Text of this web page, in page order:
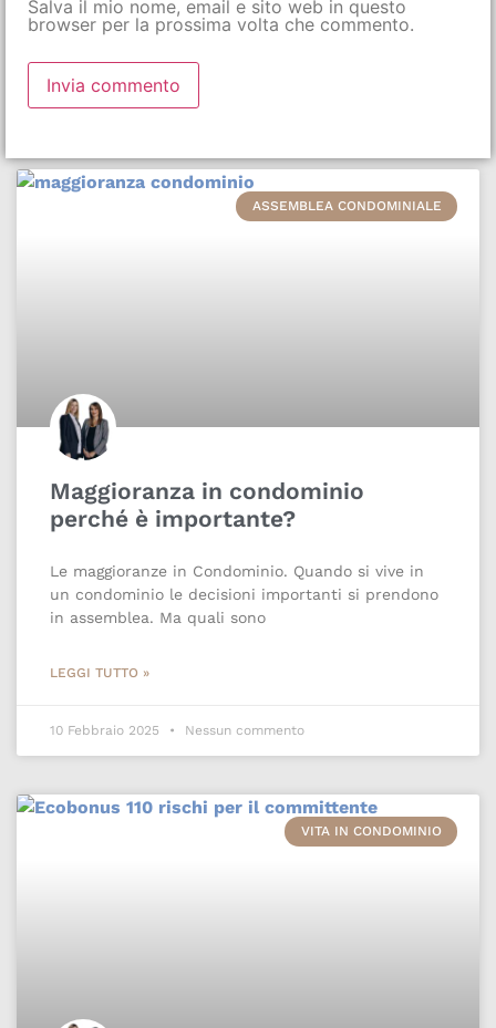
Salva il mio nome, email e sito web in questo
browser per la prossima volta che commento.
ASSEMBLEA CONDOMINIALE
Maggioranza in condominio
perché è importante?
Le maggioranze in Condominio. Quando si vive in
un condominio le decisioni importanti si prendono
in assemblea. Ma quali sono
LEGGI TUTTO »
10 Febbraio 2025 Nessun commento
VITA IN CONDOMINIO